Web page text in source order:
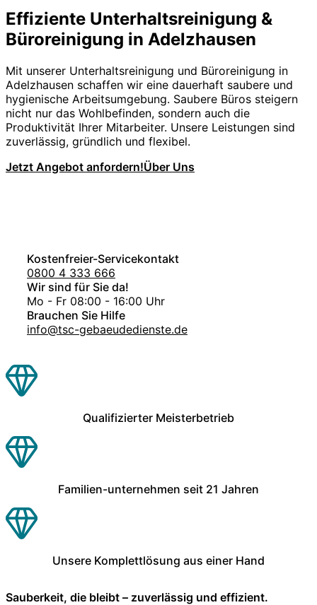
Effiziente Unterhaltsreinigung &
Büroreinigung in Adelzhausen
Mit unserer Unterhaltsreinigung und Büroreinigung in
Adelzhausen schaffen wir eine dauerhaft saubere und
hygienische Arbeitsumgebung. Saubere Büros steigern
nicht nur das Wohlbefinden, sondern auch die
Produktivität Ihrer Mitarbeiter. Unsere Leistungen sind
zuverlässig, gründlich und flexibel.
Jetzt Angebot anfordern!Über Uns
Kostenfreier-Servicekontakt
0800 4 333 666
Wir sind für Sie da!
Mo - Fr 08:00 - 16:00 Uhr
Brauchen Sie Hilfe
info@tsc-gebaeudedienste.de
Qualifizierter Meisterbetrieb
Familien-unternehmen seit 21 Jahren
Unsere Komplettlösung aus einer Hand
Sauberkeit, die bleibt – zuverlässig und effizient.